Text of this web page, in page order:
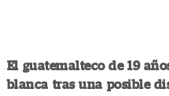
El guatemalteco de 19
blanca tras una posible